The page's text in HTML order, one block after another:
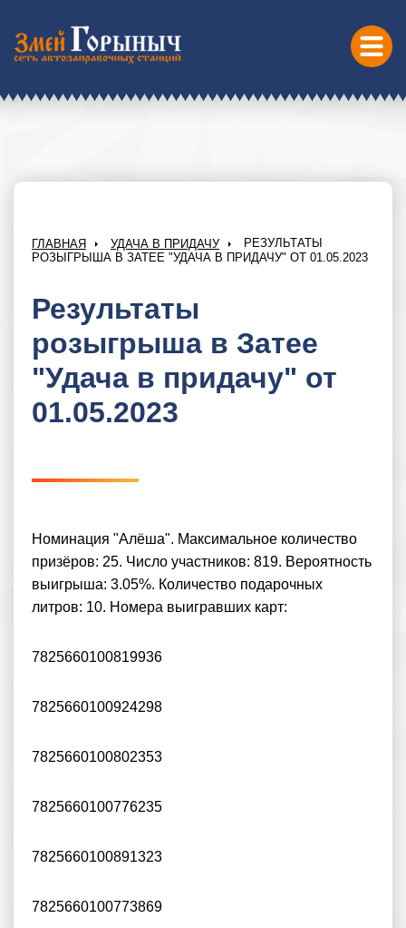
ГЛАВНАЯ УДАЧА В ПРИДАЧУ
РЕЗУЛЬТАТЫ
РОЗЫГРЫША В ЗАТЕЕ "УДАЧА В ПРИДАЧУ" ОТ 01.05.2023
Результаты
розыгрыша в Затее
"Удача в придачу" от
01.05.2023
Номинация "Алёша". Максимальное количество
призёров: 25. Число участников: 819. Вероятность
выигрыша: 3.05%. Количество подарочных
литров: 10. Номера выигравших карт:
7825660100819936
7825660100924298
7825660100802353
7825660100776235
7825660100891323
7825660100773869